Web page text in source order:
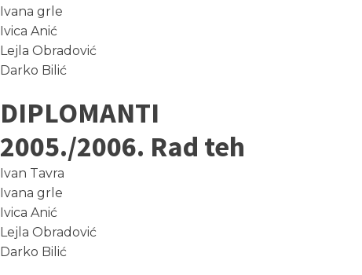
Ivana grle
Ivica Anić
Lejla Obradović
Darko Bilić
DIPLOMANTI
2005./2006. Rad teh
Ivan Tavra
Ivana grle
Ivica Anić
Lejla Obradović
Darko Bilić